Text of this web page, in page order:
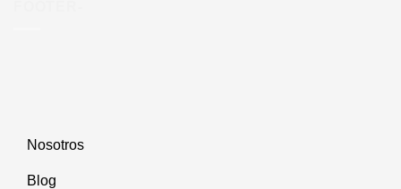
Nosotros
Blog